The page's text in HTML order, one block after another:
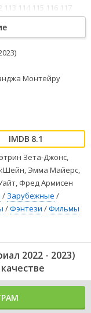
113 114 115 116 117
можно смотреть
хороший звук
Монтейру
8.1
Зета-Джонс,
Эмма Майерс,
Фред Армисен
/ Зарубежные /
/Фэнтези /Фильмы
2022 - 2023)